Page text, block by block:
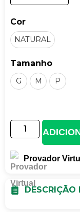
Cor
NATURAL
Tamanho
G M P
Provador